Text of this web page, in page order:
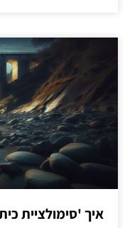
איך 'סימולציית